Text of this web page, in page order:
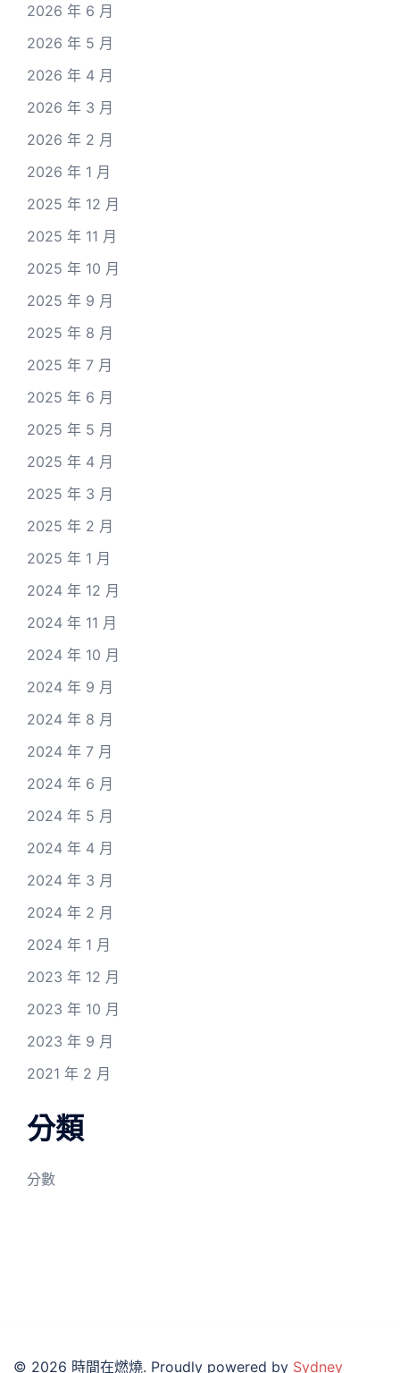
2026 年 6 月
2026 年 5 月
2026 年 4 月
2026 年 3 月
2026 年 2 月
2026 年 1 月
2025 年 12 月
2025 年 11 月
2025 年 10 月
2025 年 9 月
2025 年 8 月
2025 年 7 月
2025 年 6 月
2025 年 5 月
2025 年 4 月
2025 年 3 月
2025 年 2 月
2025 年 1 月
2024 年 12 月
2024 年 11 月
2024 年 10 月
2024 年 9 月
2024 年 8 月
2024 年 7 月
2024 年 6 月
2024 年 5 月
2024 年 4 月
2024 年 3 月
2024 年 2 月
2024 年 1 月
2023 年 12 月
2023 年 10 月
2023 年 9 月
2021 年 2 月
分類
分數
© 2026 時間在燃燒. Proudly powered by Sydney